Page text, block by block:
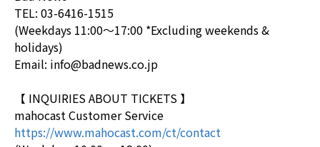
TEL: 03-6416-1515
(Weekdays 11:00～17:00 *Excluding weekends &
holidays)
Email: info@badnews.co.jp
【 INQUIRIES ABOUT TICKETS 】
mahocast Customer Service
https://www.mahocast.com/ct/contact